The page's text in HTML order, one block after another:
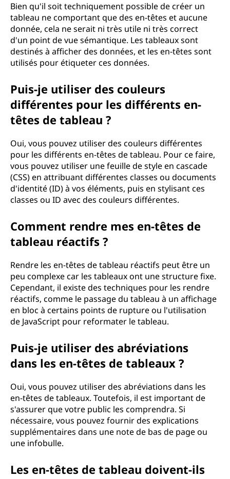
Bien qu'il soit techniquement possible de créer un
tableau ne comportant que des en-têtes et aucune
donnée, cela ne serait ni très utile ni très correct
d'un point de vue sémantique. Les tableaux sont
destinés à afficher des données, et les en-têtes sont
utilisés pour étiqueter ces données.
Puis-je utiliser des couleurs
différentes pour les différents en-
têtes de tableau ?
Oui, vous pouvez utiliser des couleurs différentes
pour les différents en-têtes de tableau. Pour ce faire,
vous pouvez utiliser une feuille de style en cascade
(CSS) en attribuant différentes classes ou documents
d'identité (ID) à vos éléments, puis en stylisant ces
classes ou ID avec des couleurs différentes.
Comment rendre mes en-têtes de
tableau réactifs ?
Rendre les en-têtes de tableau réactifs peut être un
peu complexe car les tableaux ont une structure fixe.
Cependant, il existe des techniques pour les rendre
réactifs, comme le passage du tableau à un affichage
en bloc à certains points de rupture ou l'utilisation
de JavaScript pour reformater le tableau.
Puis-je utiliser des abréviations
dans les en-têtes de tableaux ?
Oui, vous pouvez utiliser des abréviations dans les
en-têtes de tableaux. Toutefois, il est important de
s'assurer que votre public les comprendra. Si
nécessaire, vous pouvez fournir des explications
supplémentaires dans une note de bas de page ou
une infobulle.
Les en-têtes de tableau doivent-ils